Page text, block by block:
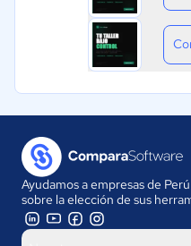
Ayudamos a empresas de
sobre la elección de sus